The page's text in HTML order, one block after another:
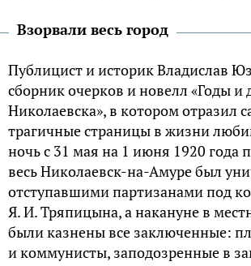
Взорвали весь город
Публицист и историк Владислав
сборник очерков и новелл «Годы и
Николаевска», в котором отразил
трагичные страницы в жизни
ночь с 31 мая на 1 июня 1920 года
весь Николаевск-на-Амуре был
отступавшими партизанами под
Я. И. Тряпицына, а накануне в
были казнены все заключенные:
и коммунисты, заподозренные в